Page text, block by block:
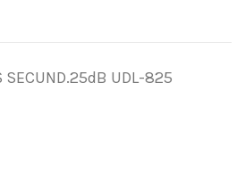
SECUND.25dB UDL-825